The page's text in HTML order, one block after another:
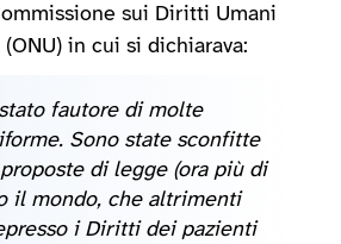
sui Diritti Umani
in cui si dichiarava:
fautore di molte
Sono state sconfitte
di legge (ora più di
il mondo, che altrimenti
i Diritti dei pazienti